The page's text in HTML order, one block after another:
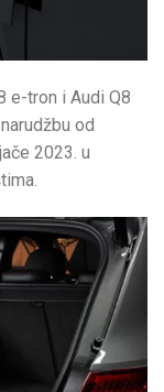
e-tron i Audi Q8
od
2023. u